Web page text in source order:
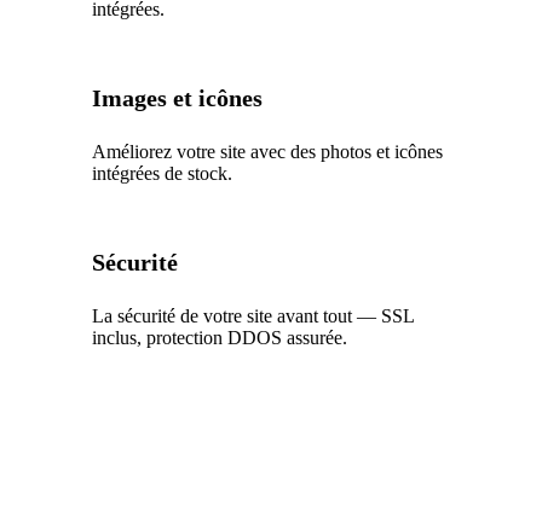
intégrées.
Images et icônes
Améliorez votre site avec des photos et icônes
intégrées de stock.
Sécurité
La sécurité de votre site avant tout — SSL
inclus, protection DDOS assurée.